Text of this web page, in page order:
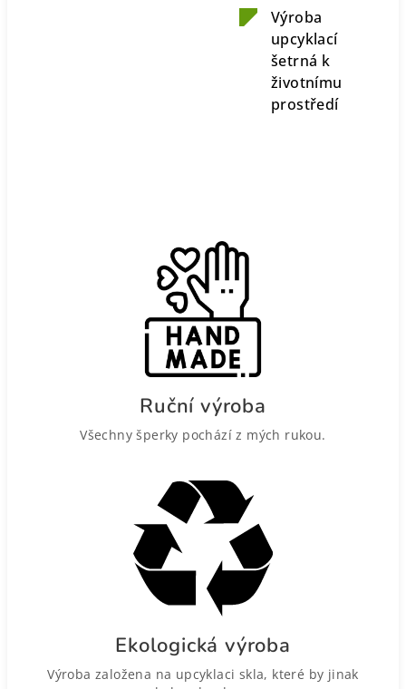
Výroba
upcyklací
šetrná k
životnímu
prostředí
Ruční výroba
Všechny šperky pochází z mých rukou.
Ekologická výroba
Výroba založena na upcyklaci skla, které by jinak